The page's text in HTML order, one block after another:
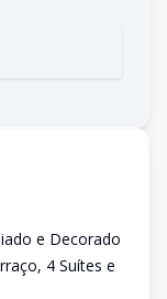
e Decorado
4 Suítes e